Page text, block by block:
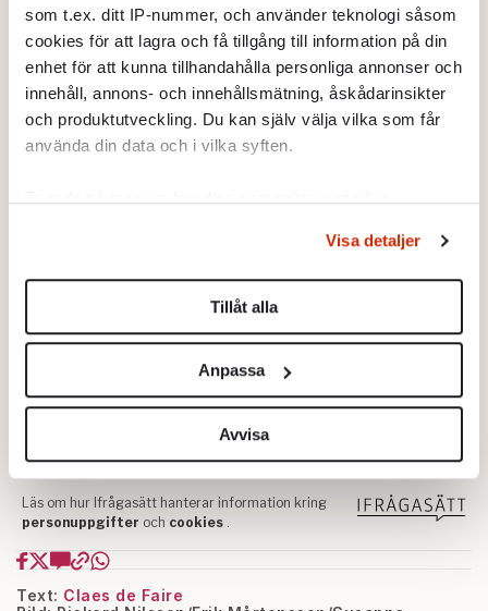
som t.ex. ditt IP-nummer, och använder teknologi såsom
cookies för att lagra och få tillgång till information på din
enhet för att kunna tillhandahålla personliga annonser och
innehåll, annons- och innehållsmätning, åskådarinsikter
och produktutveckling. Du kan själv välja vilka som får
använda din data och i vilka syften.
Du kan ändra eller dra tillbaka ditt samtycke när som
helst från cookie-förklaringen.
Vi använder enhetsidentifierare för att anpassa innehållet
för sociala medier och analysera vår trafik. Vi
vidarebefordrar även sådana identifierare och annan
information från din enhet till de sociala medier och
annons- och analysföretag som vi samarbetar med.
Dessa kan i sin tur kombinera informationen med annan
information som du har tillhandahållit eller som de har
Om du vill läsa mer om hur vi hanterar personuppgifter
kan du göra dethär.
Visa detaljer
Tillåt alla
Anpassa
Avvisa
Text: Claes de Faire